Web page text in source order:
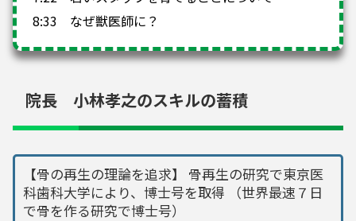
8:33 なぜ獣医師に？
院長 小林孝之のスキルの蓄積
【骨の再生の理論を追求】 骨再生の研究で東京医
科歯科大学により、博士号を取得 （世界最速７日
で骨を作る研究で博士号）